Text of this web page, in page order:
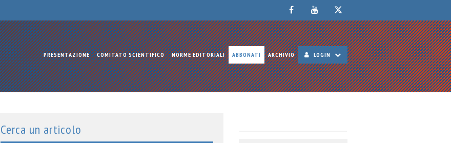
PRESENTAZIONE COMITATO SCIENTIFICO NORME EDITORIALI ABBONATI ARCHIVIO LOGIN
Cerca un articolo